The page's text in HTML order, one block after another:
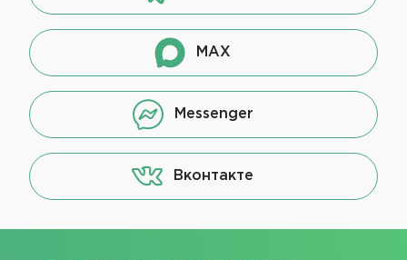
MAX
Messenger
Вконтакте